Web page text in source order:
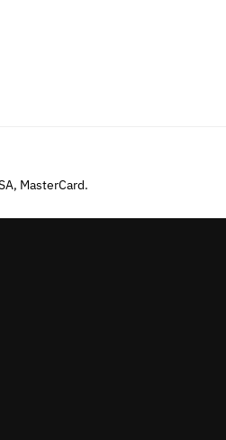
MasterCard.